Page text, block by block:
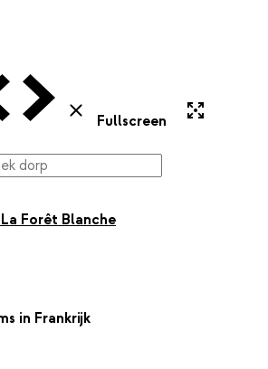
Webcam
Volgende Webcam
Sluiten
Fullscreen
Forêt Blanche
in Frankrijk